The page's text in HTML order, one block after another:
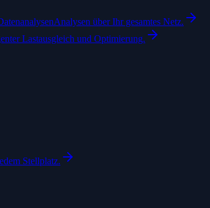
Analysen über Ihr gesamtes Netz.
Lastausgleich und Optimierung.
Stellplatz.